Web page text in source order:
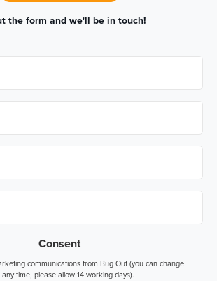
the form and we'll be in touch!
Consent
communications from Bug Out (you can change
time, please allow 14 working days).